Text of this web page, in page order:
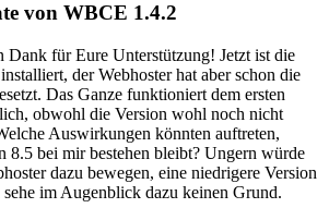
von WBCE 1.4.2
für Eure Unterstützung! Jetzt ist die
der Webhoster hat aber schon die
Das Ganze funktioniert dem ersten
obwohl die Version wohl noch nicht
Auswirkungen könnten auftreten,
8.5 bei mir bestehen bleibt? Ungern würde
dazu bewegen, eine niedrigere Version
sehe im Augenblick dazu keinen Grund.